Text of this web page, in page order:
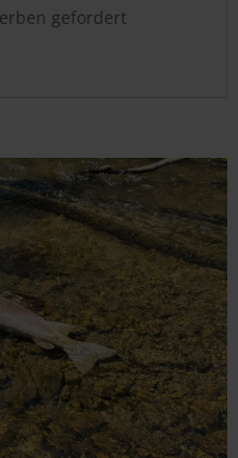
gefordert